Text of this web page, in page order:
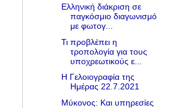
Ελληνική διάκριση σε
παγκόσμιο διαγωνισμό
με φωτογ...
Τι προβλέπει η
τροπολογία για τους
υποχρεωτικούς ε...
Η Γελοιογραφία της
Ημέρας 22.7.2021
Μύκονος: Και υπηρεσίες